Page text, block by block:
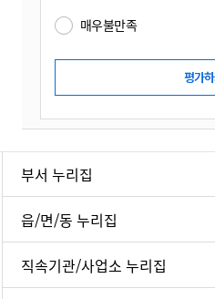
매우불만족
부서 누리집
읍/면/동 누리집
직속기관/사업소 누리집